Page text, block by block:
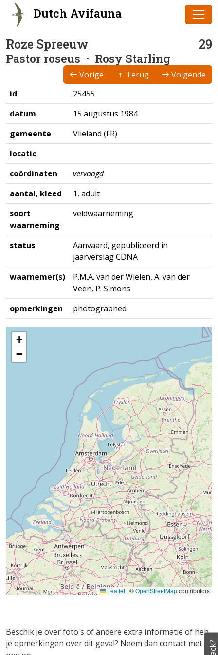
Dutch Avifauna
Roze Spreeuw 29
Pastor roseus · Rosy Starling
Vorige Terug
Volgende
id
25455
datum
15 augustus 1984
gemeente
Vlieland (FR)
locatie
coördinaten
vervaagd
aantal, kleed
1, adult
soort
waarneming
veldwaarneming
status
Aanvaard, gepubliceerd in
jaarverslag CDNA
waarnemer(s)
P.M.A. van der Wielen, A. van der
Veen, P. Simons
opmerkingen
photographed
+
−
Leaflet| ©OpenStreetMapcontributors
Beschik je over foto's of andere extra informatie of heb
je opmerkingen over dit geval? Neem dan contact met